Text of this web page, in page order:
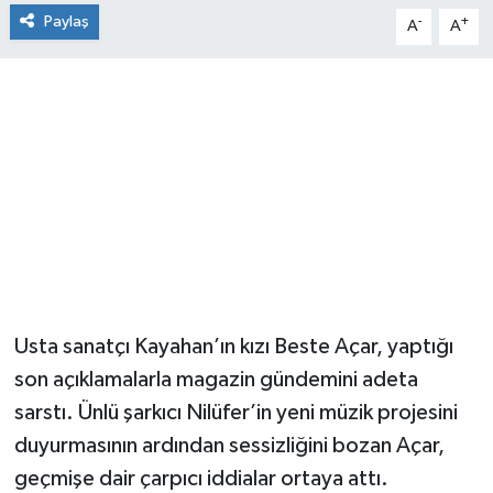
Paylaş A- A+
Usta sanatçı Kayahan’ın kızı Beste Açar, yaptığı
son açıklamalarla magazin gündemini adeta
sarstı. Ünlü şarkıcı Nilüfer’in yeni müzik projesini
duyurmasının ardından sessizliğini bozan Açar,
geçmişe dair çarpıcı iddialar ortaya attı.